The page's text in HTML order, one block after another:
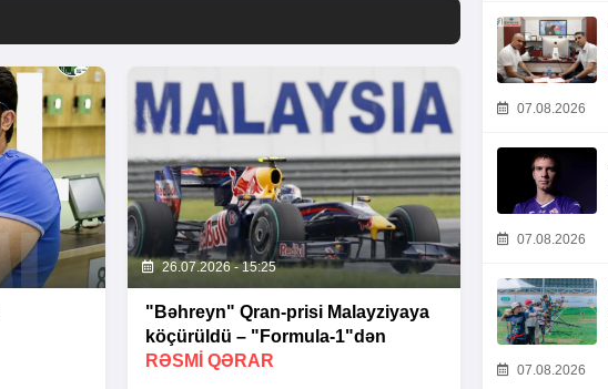
26.07.2026 - 15:25
"Bəhreyn" Qran-prisi Malayziyaya
köçürüldü – "Formula-1"dən
RƏSMI QƏRAR
07.08.2026
07.08.2026
07.08.2026